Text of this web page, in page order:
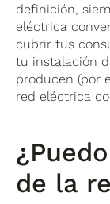
definición,
eléctrica
cubrir tus
tu instalación
producen (por
red eléctrica
de la